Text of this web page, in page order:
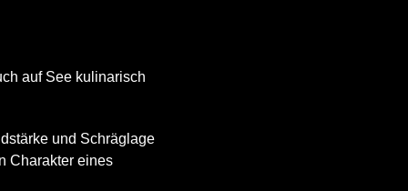
auf See kulinarisch
und Schräglage
Charakter eines